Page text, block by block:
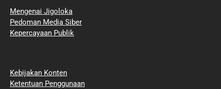
Mengenai Jigoloka
Pedoman Media Siber
Kepercayaan Publik
Kebijakan Konten
Ketentuan Penggunaan